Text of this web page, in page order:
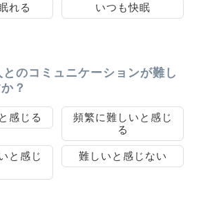
れる いつも快眠
のコミュニケーションが難し
？
感じる
頻繁に難しいと感じ
る
と感じ
難しいと感じない